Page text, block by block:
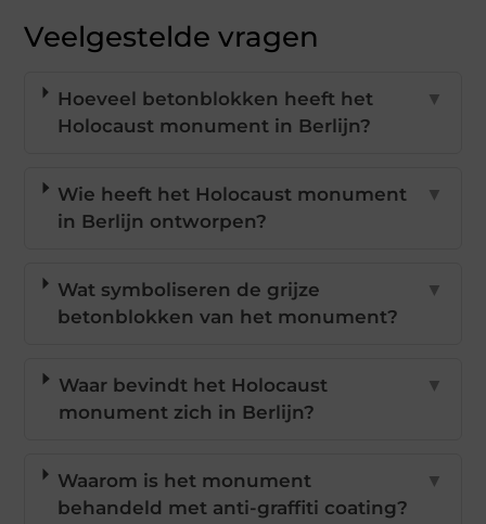
Veelgestelde vragen
Hoeveel betonblokken heeft het
Holocaust monument in Berlijn?
▼
Wie heeft het Holocaust monument
in Berlijn ontworpen?
▼
Wat symboliseren de grijze
betonblokken van het monument?
▼
Waar bevindt het Holocaust
monument zich in Berlijn?
▼
Waarom is het monument
behandeld met anti-graffiti coating?
▼